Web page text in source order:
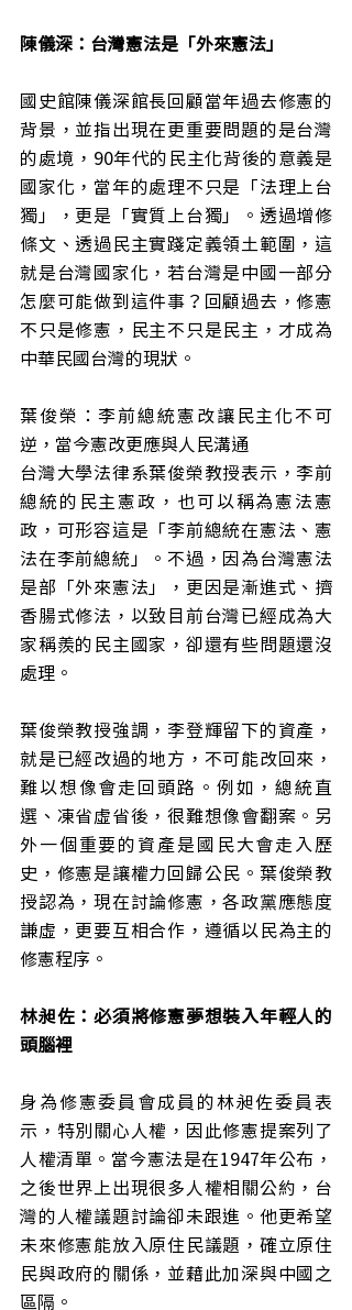
陳儀深：台灣憲法是「外來憲法」
國史館陳儀深館長回顧當年過去修憲的
背景，並指出現在更重要問題的是台灣
的處境，90年代的民主化背後的意義是
國家化，當年的處理不只是「法理上台
獨」，更是「實質上台獨」。透過增修
條文、透過民主實踐定義領土範圍，這
就是台灣國家化，若台灣是中國一部分
怎麼可能做到這件事？回顧過去，修憲
不只是修憲，民主不只是民主，才成為
中華民國台灣的現狀。
葉俊榮：李前總統憲改讓民主化不可
逆，當今憲改更應與人民溝通
台灣大學法律系葉俊榮教授表示，李前
總統的民主憲政，也可以稱為憲法憲
政，可形容這是「李前總統在憲法、憲
法在李前總統」。不過，因為台灣憲法
是部「外來憲法」，更因是漸進式、擠
香腸式修法，以致目前台灣已經成為大
家稱羨的民主國家，卻還有些問題還沒
處理。
葉俊榮教授強調，李登輝留下的資產，
就是已經改過的地方，不可能改回來，
難以想像會走回頭路。例如，總統直
選、凍省虛省後，很難想像會翻案。另
外一個重要的資產是國民大會走入歷
史，修憲是讓權力回歸公民。葉俊榮教
授認為，現在討論修憲，各政黨應態度
謙虛，更要互相合作，遵循以民為主的
修憲程序。
林昶佐：必須將修憲夢想裝入年輕人的
頭腦裡
身為修憲委員會成員的林昶佐委員表
示，特別關心人權，因此修憲提案列了
人權清單。當今憲法是在1947年公布，
之後世界上出現很多人權相關公約，台
灣的人權議題討論卻未跟進。他更希望
未來修憲能放入原住民議題，確立原住
民與政府的關係，並藉此加深與中國之
區隔。